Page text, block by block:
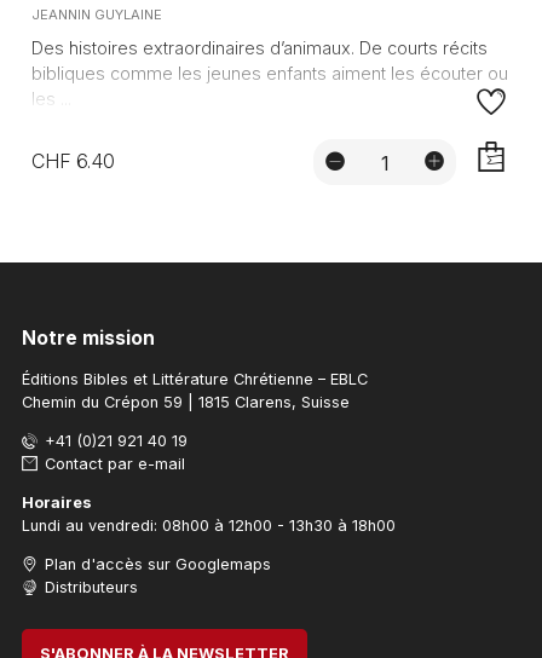
JEANNIN GUYLAINE
Des histoires extraordinaires d’animaux. De courts récits
bibliques comme les jeunes enfants aiment les écouter ou
les ...
CHF 6.40
Notre mission
Éditions Bibles et Littérature Chrétienne – EBLC
Chemin du Crépon 59 | 1815 Clarens, Suisse
+41 (0)21 921 40 19
Contact par e-mail
Horaires
Lundi au vendredi: 08h00 à 12h00 - 13h30 à 18h00
Plan d'accès sur Googlemaps
Distributeurs
S'ABONNER À LA NEWSLETTER